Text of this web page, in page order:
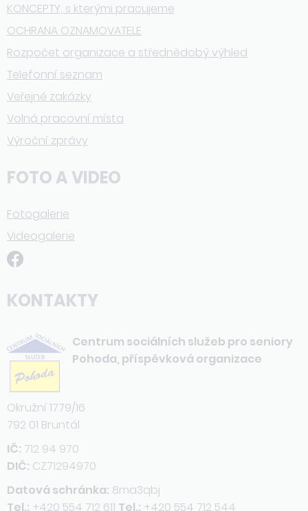
KONCEPTY, s kterými pracujeme
OCHRANA OZNAMOVATELE
Rozpočet organizace a střednědobý výhled
Telefonní seznam
Veřejné zakázky
Volná pracovní místa
Výroční zprávy
FOTO A VIDEO
Fotogalerie
Videogalerie
KONTAKTY
Centrum sociálních služeb pro seniory
Pohoda, příspěvková organizace
Okružní 1779/16
792 01 Bruntál
IČ: 712 94 970
DIČ: CZ71294970
Datová schránka: 8ma3qbj
Tel.: +420 554 712 611 Tel.: +420 554 712 544